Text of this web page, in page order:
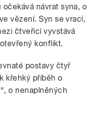
návrat syna, o
vězení. Syn se vrací,
čtveřicí vyvstává
konflikt.
postavy čtyř
křehký příběh o
o nenaplněných